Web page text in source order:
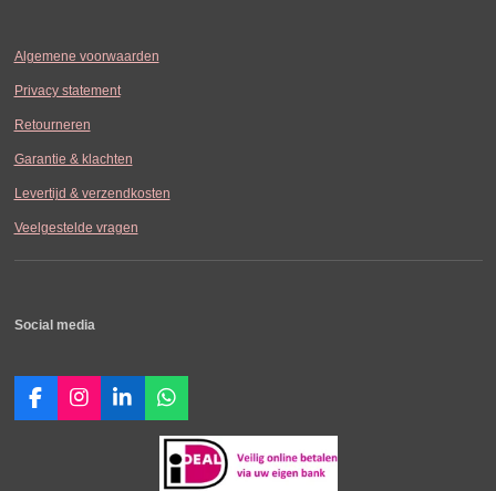
Algemene voorwaarden
Privacy statement
Retourneren
Garantie & klachten
Levertijd & verzendkosten
Veelgestelde vragen
Social media
F
a
I
n
L
i
W
h
a
s